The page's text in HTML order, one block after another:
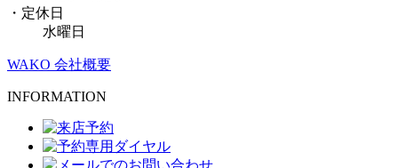
・定休日
水曜日
WAKO 会社概要
INFORMATION